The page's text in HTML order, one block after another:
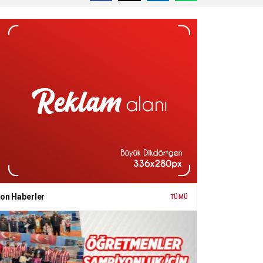
Haberler TÜMÜ